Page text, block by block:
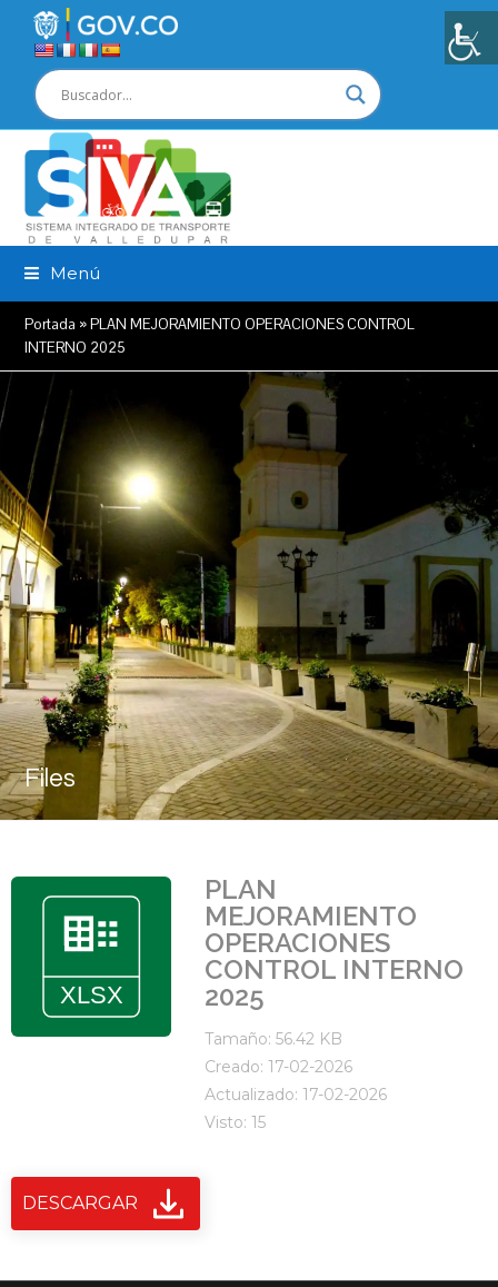
Menú
Portada »PLAN MEJORAMIENTO OPERACIONES CONTROL
INTERNO 2025
Files
PLAN
MEJORAMIENTO
OPERACIONES
CONTROL INTERNO
2025
Tamaño: 56.42 KB
Creado: 17-02-2026
Actualizado: 17-02-2026
Visto: 15
DESCARGAR